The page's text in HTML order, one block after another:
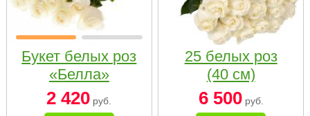
Букет белых роз
«Белла»
2 420 руб.
25 белых роз
(40 см)
6 500руб.